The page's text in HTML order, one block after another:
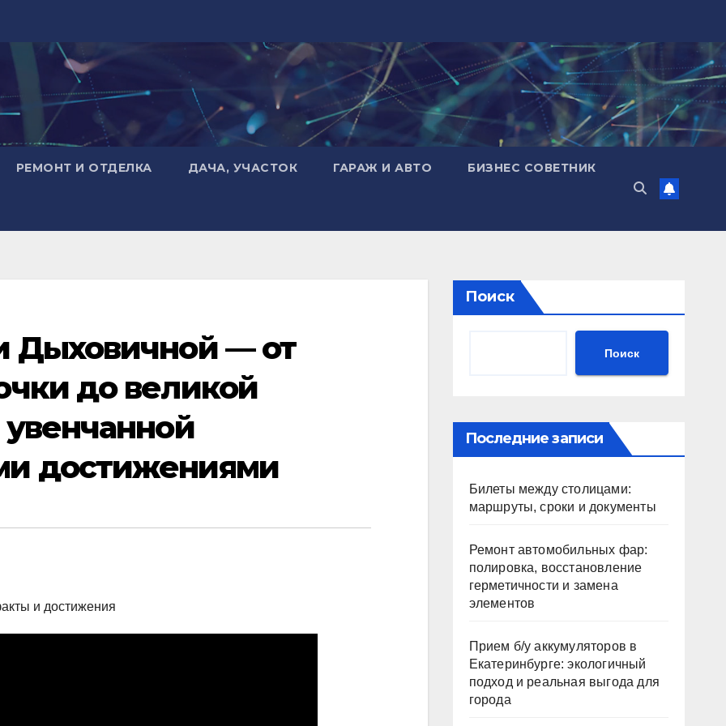
РЕМОНТ И ОТДЕЛКА ДАЧА, УЧАСТОК ГАРАЖ И АВТО БИЗНЕС СОВЕТНИК
Дыховичной — от
до великой
достижениями
Поиск
Поиск
Последние записи
Билеты между столицами:
маршруты, сроки и документы
Ремонт автомобильных фар:
полировка, восстановление
герметичности и замена
элементов
Прием б/у аккумуляторов в
Екатеринбурге: экологичный
подход и реальная выгода для
города